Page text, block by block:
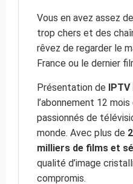
Vous en avez assez
trop chers et des
rêvez de regarder le
France ou le dernier
Présentation de IPTV
l’abonnement 12
passionnés de
monde. Avec plus de
milliers de films et
qualité d’image
compromis.